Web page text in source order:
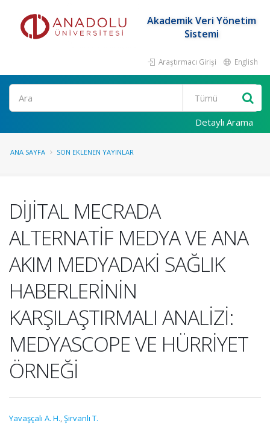
Akademik Veri Yönetim
Sistemi
Araştırmacı Girişi English
Ara
Detaylı Arama
ANA SAYFA SON EKLENEN YAYINLAR
DİJİTAL MECRADA
ALTERNATİF MEDYA VE ANA
AKIM MEDYADAKİ SAĞLIK
HABERLERİNİN
KARŞILAŞTIRMALI ANALİZİ:
MEDYASCOPE VE HÜRRİYET
ÖRNEĞİ
Yavaşçalı A. H.,Şirvanlı T.